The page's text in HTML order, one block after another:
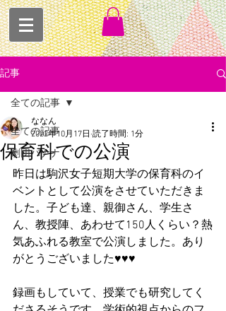
記事
全ての記事
劇団バナナ
全ての記事
保育科での公演
ななん
2022年10月17日 読了時間: 1分
昨日は駒沢女子短期大学の保育科のイ
ベントとして公演をさせていただきま
した。子ども達、親御さん、学生さ
ん、教授陣、あわせて150人くらい？熱
気あふれる教室で公演しました。あり
がとうございました♥♥♥
録画もしていて、授業でも研究してく